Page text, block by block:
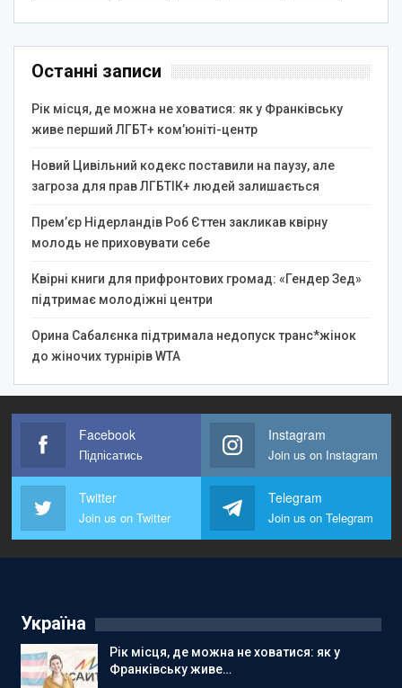
Останні записи
Рік місця, де можна не ховатися: як у Франківську
живе перший ЛГБТ+ ком’юніті-центр
Новий Цивільний кодекс поставили на паузу, але
загроза для прав ЛГБТІК+ людей залишається
Прем’єр Нідерландів Роб Єттен закликав квірну
молодь не приховувати себе
Квірні книги для прифронтових громад: «Гендер Зед»
підтримає молодіжні центри
Орина Сабалєнка підтримала недопуск транс*жінок
до жіночих турнірів WTA
Facebook
Підпісатись
Instagram
Join us on Instagram
Twitter
Join us on Twitter
Telegram
Join us on Telegram
Україна
Рік місця, де можна не ховатися: як у
Франківську живе…